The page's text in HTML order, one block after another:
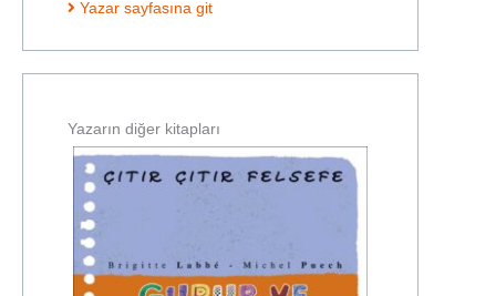
Yazar sayfasına git
Yazarın diğer kitapları